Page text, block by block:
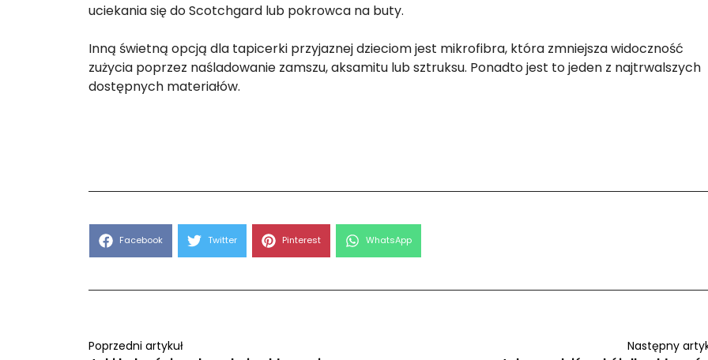
uciekania się do Scotchgard lub pokrowca na buty.
Inną świetną opcją dla tapicerki przyjaznej dzieciom jest mikrofibra, która zmniejsza widoczność
zużycia poprzez naśladowanie zamszu, aksamitu lub sztruksu. Ponadto jest to jeden z najtrwalszych
dostępnych materiałów.
Share
Facebook Share
Twitter Share
Pinterest Share
WhatsApp
Poprzedni artykuł Następny